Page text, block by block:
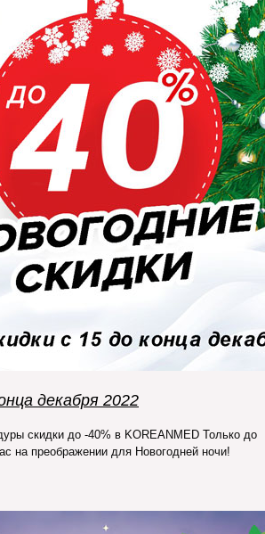
декабря 2022
скидки до -40% в KOREANMED Только до
на преображении для Новогодней ночи!